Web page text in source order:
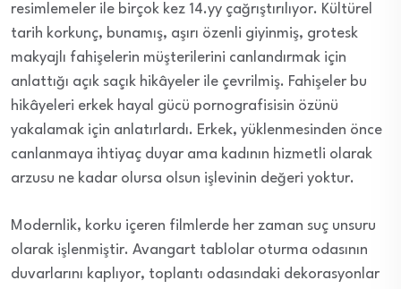
resimlemeler ile birçok kez 14.yy çağrıştırılıyor. Kültürel
tarih korkunç, bunamış, aşırı özenli giyinmiş, grotesk
makyajlı fahişelerin müşterilerini canlandırmak için
anlattığı açık saçık hikâyeler ile çevrilmiş. Fahişeler bu
hikâyeleri erkek hayal gücü pornografisisin özünü
yakalamak için anlatırlardı. Erkek, yüklenmesinden önce
canlanmaya ihtiyaç duyar ama kadının hizmetli olarak
arzusu ne kadar olursa olsun işlevinin değeri yoktur.
Modernlik, korku içeren filmlerde her zaman suç unsuru
olarak işlenmiştir. Avangart tablolar oturma odasının
duvarlarını kaplıyor, toplantı odasındaki dekorasyonlar